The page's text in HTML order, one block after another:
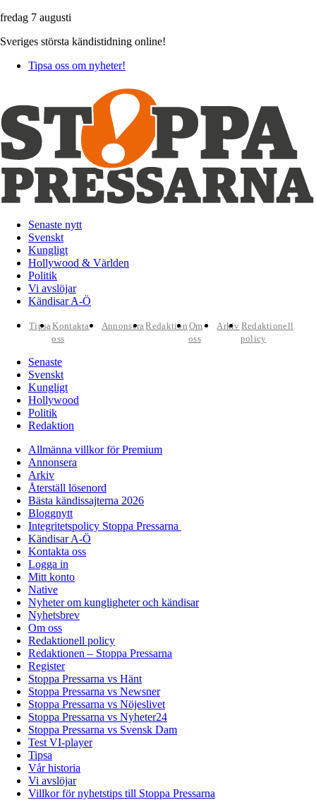
fredag 7 augusti
Sveriges största kändistidning online!
Tipsa oss om nyheter!
Senaste nytt
Svenskt
Kungligt
Hollywood & Världen
Politik
Vi avslöjar
Kändisar A-Ö
TipsaKontakta
oss
AnnonseraRedaktion Om
oss
Arkiv Redaktionell
policy
Senaste
Svenskt
Kungligt
Hollywood
Politik
Redaktion
Allmänna villkor för Premium
Annonsera
Arkiv
Återställ lösenord
Bästa kändissajterna 2026
Bloggnytt
Integritetspolicy Stoppa Pressarna
Kändisar A-Ö
Kontakta oss
Logga in
Mitt konto
Native
Nyheter om kungligheter och kändisar
Nyhetsbrev
Om oss
Redaktionell policy
Redaktionen – Stoppa Pressarna
Register
Stoppa Pressarna vs Hänt
Stoppa Pressarna vs Newsner
Stoppa Pressarna vs Nöjeslivet
Stoppa Pressarna vs Nyheter24
Stoppa Pressarna vs Svensk Dam
Test VI-player
Tipsa
Vår historia
Vi avslöjar
Villkor för nyhetstips till Stoppa Pressarna